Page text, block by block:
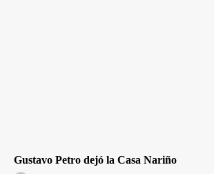
Gustavo Petro dejó la Casa Nariño